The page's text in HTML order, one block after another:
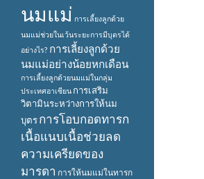
นมแม่ การเลี้ยงลูกด้วย
นมแม่ช่วยในเว้นระยะการมีบุตรได้
อย่างไร? การเลี้ยงลูกด้วย
นมแม่อย่างน้อยหกเดือน
การเลี้ยงลูกด้วยนมแม่ในกลุ่ม
ประเทศอาเซียน การเสริม
วิตามินระหว่างการให้นม
บุตรการโอบกอดทารก
เนื้อแนบเนื้อช่วยลด
ความเครียดของ
มารดา การให้นมแม่ในทารก